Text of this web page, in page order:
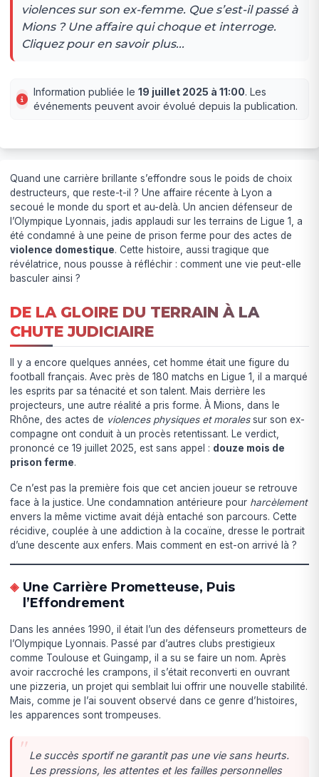
violences sur son ex-femme. Que s’est-il passé à
Mions ? Une affaire qui choque et interroge.
Cliquez pour en savoir plus...
Information publiée le19 juillet 2025 à 11:00. Les
événements peuvent avoir évolué depuis la publication.
Quand une carrière brillante s’effondre sous le poids de choix
destructeurs, que reste-t-il ? Une affaire récente à Lyon a
secoué le monde du sport et au-delà. Un ancien défenseur de
l’Olympique Lyonnais, jadis applaudi sur les terrains de Ligue 1, a
été condamné à une peine de prison ferme pour des actes de
violence domestique. Cette histoire, aussi tragique que
révélatrice, nous pousse à réfléchir : comment une vie peut-elle
basculer ainsi ?
DE LA GLOIRE DU TERRAIN À LA
CHUTE JUDICIAIRE
Il y a encore quelques années, cet homme était une figure du
football français. Avec près de 180 matchs en Ligue 1, il a marqué
les esprits par sa ténacité et son talent. Mais derrière les
projecteurs, une autre réalité a pris forme. À Mions, dans le
Rhône, des actes de violences physiques et moralessur son ex-
compagne ont conduit à un procès retentissant. Le verdict,
prononcé ce 19 juillet 2025, est sans appel : douze mois de
prison ferme.
Ce n’est pas la première fois que cet ancien joueur se retrouve
face à la justice. Une condamnation antérieure pour harcèlement
envers la même victime avait déjà entaché son parcours. Cette
récidive, couplée à une addiction à la cocaïne, dresse le portrait
d’une descente aux enfers. Mais comment en est-on arrivé là ?
Une Carrière Prometteuse, Puis
l’Effondrement
Dans les années 1990, il était l’un des défenseurs prometteurs de
l’Olympique Lyonnais. Passé par d’autres clubs prestigieux
comme Toulouse et Guingamp, il a su se faire un nom. Après
avoir raccroché les crampons, il s’était reconverti en ouvrant
une pizzeria, un projet qui semblait lui offrir une nouvelle stabilité.
Mais, comme je l’ai souvent observé dans ce genre d’histoires,
les apparences sont trompeuses.
Le succès sportif ne garantit pas une vie sans heurts.
Les pressions, les attentes et les failles personnelles